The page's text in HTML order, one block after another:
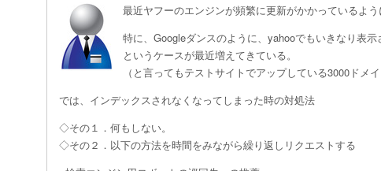
最近ヤフーのエンジンが頻繁に更新がかかっているよう
特に、Googleダンスのように、yahooでもいきなり表示
というケースが最近増えてきている。
（と言ってもテストサイトでアップしている3000ドメ
では、インデックスされなくなってしまった時の対処法
◇その１．何もしない。
◇その２．以下の方法を時間をみながら繰り返しリクエストする